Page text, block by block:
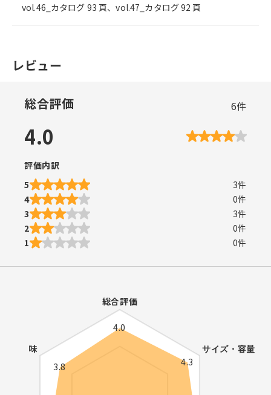
vol.46_カタログ 93 頁、vol.47_カタログ 92 頁
レビュー
総合評価 6件
4.0
評価内訳
5
3件
4
0件
3
3件
2
0件
1
0件